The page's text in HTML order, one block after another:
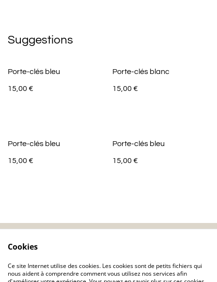
Suggestions
Porte-clés bleu
15,00 €
Porte-clés blanc
15,00 €
Porte-clés bleu
15,00 €
Porte-clés bleu
15,00 €
confidentialité
Cookies
Ce site Internet utilise des cookies. Les cookies sont de petits fichiers qui
nous aident à comprendre comment vous utilisez nos services afin